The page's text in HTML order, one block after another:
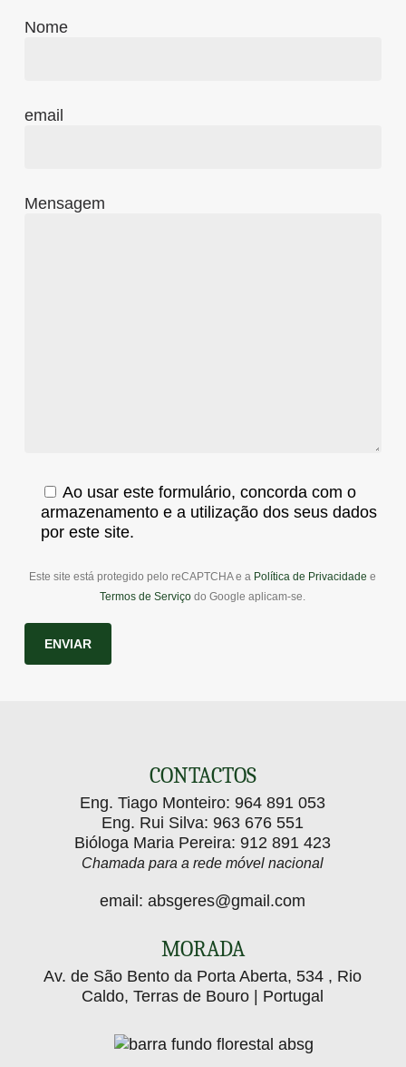
Nome
email
Mensagem
Ao usar este formulário, concorda com o
armazenamento e a utilização dos seus dados
por este site.
Este site está protegido pelo reCAPTCHA e a Política de Privacidade e
Termos de Serviço do Google aplicam-se.
CONTACTOS
Eng. Tiago Monteiro:964 891 053
Eng. Rui Silva:963 676 551
Bióloga Maria Pereira:912 891 423
Chamada para a rede móvel nacional
email:absgeres@gmail.com
MORADA
Av. de São Bento da Porta Aberta, 534 , Rio
Caldo, Terras de Bouro | Portugal